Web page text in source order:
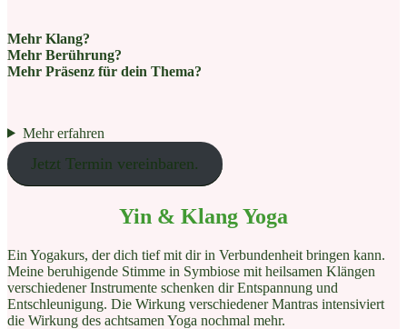
Mehr Klang?
Mehr Berührung?
Mehr Präsenz für dein Thema?
Mehr erfahren
Jetzt Termin vereinbaren.
Yin & Klang Yoga
Ein Yogakurs, der dich tief mit dir in Verbundenheit bringen kann.
Meine beruhigende Stimme in Symbiose mit heilsamen Klängen
verschiedener Instrumente schenken dir Entspannung und
Entschleunigung. Die Wirkung verschiedener Mantras intensiviert
die Wirkung des achtsamen Yoga nochmal mehr.